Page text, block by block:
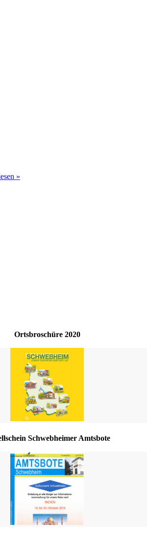
»
Ortsbroschüre 2020
Schwebheimer Amtsbote